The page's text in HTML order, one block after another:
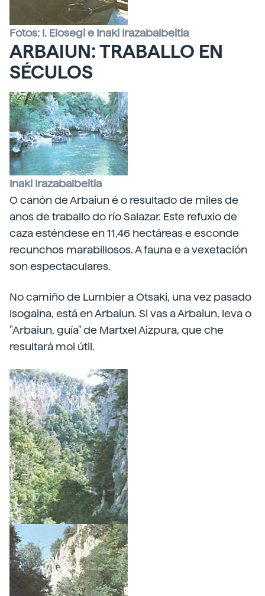
Fotos: I. Elosegi e Inaki Irazabalbeitia
ARBAIUN: TRABALLO EN
SÉCULOS
Inaki Irazabalbeitia
O canón de Arbaiun é o resultado de miles de
anos de traballo do río Salazar. Este refuxio de
caza esténdese en 11,46 hectáreas e esconde
recunchos marabillosos. A fauna e a vexetación
son espectaculares.
No camiño de Lumbier a Otsaki, una vez pasado
Isogaina, está en Arbaiun. Si vas a Arbaiun, leva o
"Arbaiun, guía" de Martxel Aizpura, que che
resultará moi útil.